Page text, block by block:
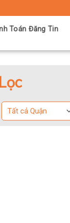
Toán Đăng Tin